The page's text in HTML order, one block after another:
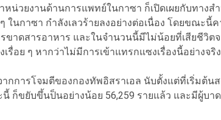
หน่วยงานด้านการแพทย์ในกาซา ก็เปิดเผยกับทาง
ๆ ในกาซา กำลังเลวร้ายลงอย่างต่อเนื่อง โดยขณะนี้ค
ขาดสารอาหาร และในจำนวนนี้มีไม่น้อยที่เสียชีวิต
รื่อย ๆ หากว่าไม่มีการเข้าแทรกแซงเรื่องนี้อย่างจริ
ากการโจมตีของกองทัพอิสราเอล นับตั้งแต่ที่เริ่มต้น
นี้ ก็ขยับขึ้นป็นอย่างน้อย 56,259 รายแล้ว และมีผู้บา